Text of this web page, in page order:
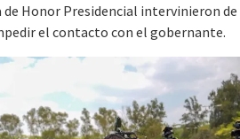
de Honor Presidencial intervinieron de
el contacto con el gobernante.